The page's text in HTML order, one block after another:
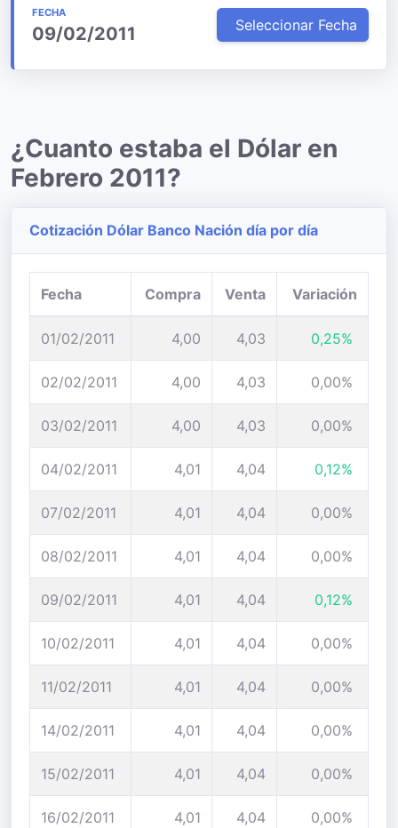
FECHA
09/02/2011 Seleccionar Fecha
¿Cuanto estaba el Dólar en
Febrero 2011?
Cotización Dólar Banco Nación día por día
Fecha Compra Venta Variación
01/02/2011 4,00 4,03 0,25%
02/02/2011 4,00 4,03 0,00%
03/02/2011 4,00 4,03 0,00%
04/02/2011 4,01 4,04 0,12%
07/02/2011 4,01 4,04 0,00%
08/02/2011 4,01 4,04 0,00%
09/02/2011 4,01 4,04 0,12%
10/02/2011 4,01 4,04 0,00%
11/02/2011 4,01 4,04 0,00%
14/02/2011 4,01 4,04 0,00%
15/02/2011 4,01 4,04 0,00%
16/02/2011 4,01 4,04 0,00%